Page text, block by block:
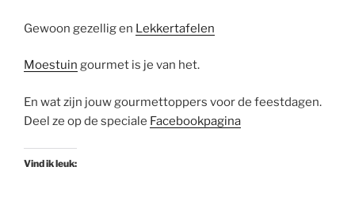
Gewoon gezellig en Lekkertafelen
Moestuin gourmet is je van het.
En wat zijn jouw gourmettoppers voor de feestdagen.
Deel ze op de speciale Facebookpagina
Vind ik leuk: